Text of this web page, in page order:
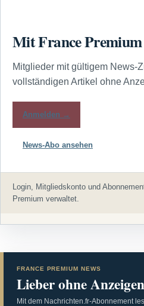
Mit France Premium
Mitglieder mit gültigem News-
vollständigen Artikel ohne
Anmelden →
News-Abo ansehen
Login, Mitgliedskonto und
Premium verwaltet.
FRANCE PREMIUM NEWS
Lieber ohne
Mit dem Nachrichten.fr-Abonnement